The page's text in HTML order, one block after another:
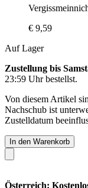
€ 9,59
Auf Lager
Zustellung bis
23:59 Uhrbestellst.
Von diesem Artikel
Nachschub ist
Zustelldatum
In den Warenkorb
Österreich: